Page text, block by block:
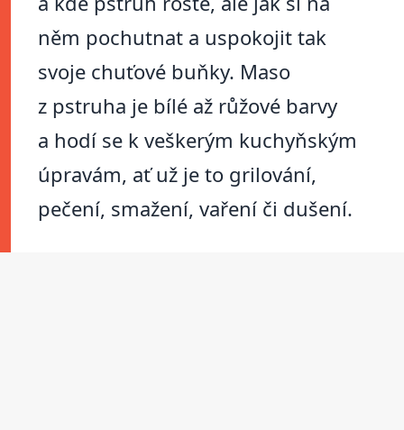
něm pochutnat a uspokojit tak
svoje chuťové buňky. Maso
z pstruha je bílé až růžové barvy
a hodí se k veškerým kuchyňským
úpravám, ať už je to grilování,
pečení, smažení, vaření či dušení.